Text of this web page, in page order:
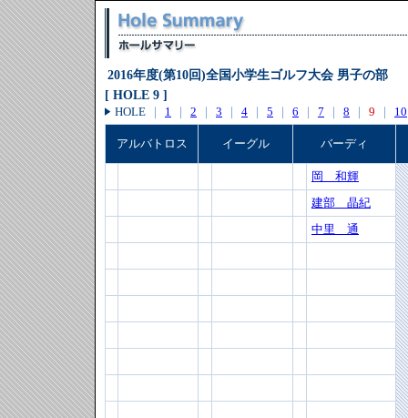
2016年度(第10回)全国小学生ゴルフ大会 男子の部
[ HOLE 9 ]
HOLE
｜ 1 ｜ 2 ｜ 3 ｜ 4 ｜ 5 ｜ 6 ｜ 7 ｜ 8 ｜ 9 ｜ 10
アルバトロス イーグル バーディ
岡 和輝
建部 晶紀
中里 通